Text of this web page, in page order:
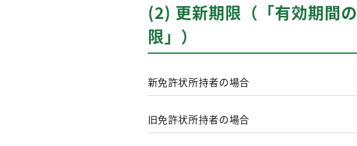
(2) 更新期限（「有効期間
限」）
新免許状所持者の場合
旧免許状所持者の場合